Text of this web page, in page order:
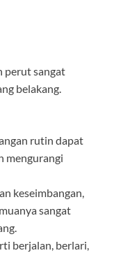
perut sangat
belakang.
rutin dapat
mengurangi
keseimbangan,
sangat
berjalan, berlari,